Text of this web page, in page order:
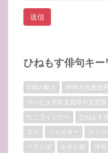
ひねもす俳句キー
D坂の殺人 NHK大分放送
さいたま市民文芸俳句文芸賞
たこウインナー
ひねもす
エビ
シェルター スノ
ベランダ
ホタル袋 俳句